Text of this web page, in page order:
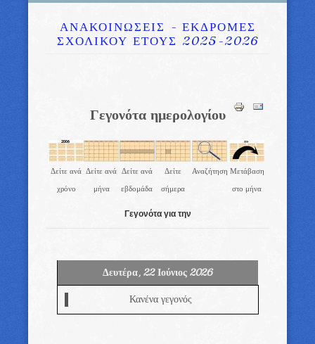
ΑΝΑΚΟΙΝΩΣΕΙΣ - ΕΚΔΡΟΜΕΣ
ΣΧΟΛΙΚΟΥ ΕΤΟΥΣ 2025-2026
Γεγονότα ημερολογίου
Δείτε ανά
χρόνο
Δείτε ανά
μήνα
Δείτε ανά
εβδομάδα
Δείτε
σήμερα
Αναζήτηση Μετάβαση
στο μήνα
Γεγονότα για την
Δευτέρα, 22 Ιούνιος 2026
Κανένα γεγονός